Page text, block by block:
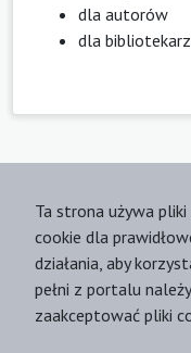
dla autorów
dla
Ta strona używa pliki
cookie dla
działania, aby
pełni z portalu należy
zaakceptować pliki